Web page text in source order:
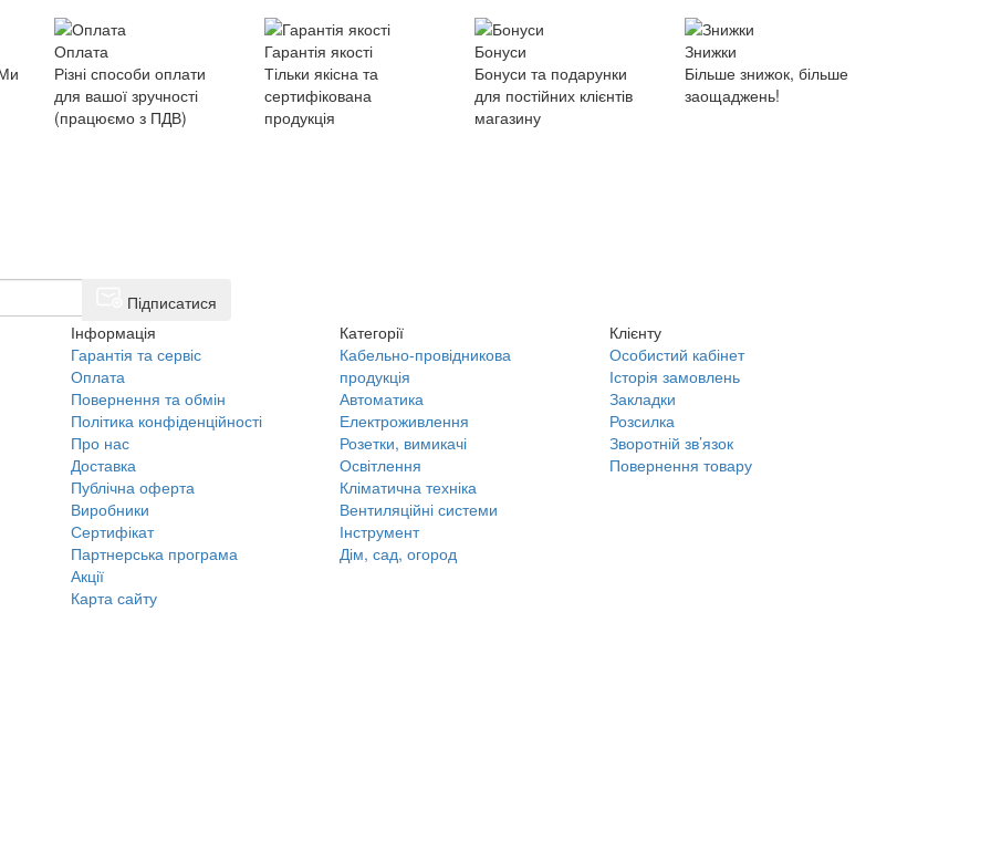
Оплата
Різні способи оплати
для вашої зручності
(працюємо з ПДВ)
Гарантія якості
Тільки якісна та
сертифікована
продукція
Бонуси
Бонуси та подарунки
для постійних клієнтів
магазину
Знижки
Більше знижок, більше
заощаджень!
Підписатися
Інформація
Гарантія та сервіс
Оплата
Повернення та обмін
Політика конфіденційності
Про нас
Доставка
Публічна оферта
Виробники
Сертифікат
Партнерська програма
Акції
Карта сайту
Категорії
Кабельно-провідникова
продукція
Автоматика
Електроживлення
Розетки, вимикачі
Освітлення
Кліматична техніка
Вентиляційні системи
Інструмент
Дім, сад, огород
Клієнту
Особистий кабінет
Історія замовлень
Закладки
Розсилка
Зворотній зв’язок
Повернення товару